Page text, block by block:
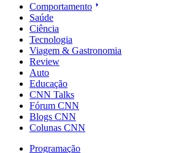
Comportamento
Saúde
Ciência
Tecnologia
Viagem & Gastronomia
Review
Auto
Educação
CNN Talks
Fórum CNN
Blogs CNN
Colunas CNN
Programação